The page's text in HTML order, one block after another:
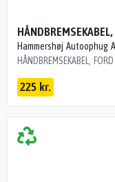
Hammershøj Autoophug
225 kr.